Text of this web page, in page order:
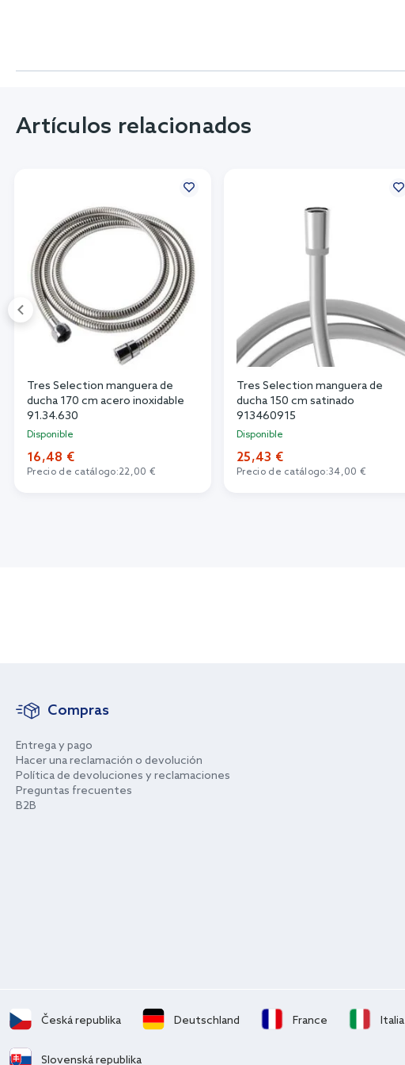
Artículos relacionados
Tres Selection manguera de
ducha 170 cm acero inoxidable
91.34.630
Disponible
16,48 €
Precio de catálogo:22,00 €
Tres Selection manguera de
ducha 150 cm satinado
913460915
Disponible
25,43 €
Precio de catálogo:34,00 €
Compras
Entrega y pago
Hacer una reclamación o devolución
Política de devoluciones y reclamaciones
Preguntas frecuentes
B2B
Česká republika Deutschland France Italia
Slovenská republika